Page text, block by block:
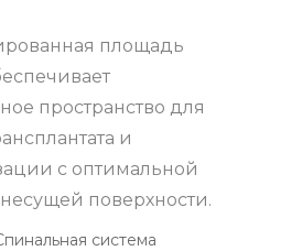
площадь
пространство для
и
с оптимальной
поверхности.
система